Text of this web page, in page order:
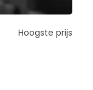
Hoogste prijs